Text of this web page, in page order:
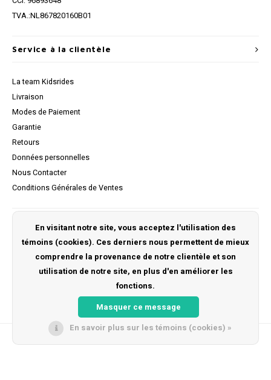
TVA.:NL867820160B01
Service à la clientèle
La team Kidsrides
Livraison
Modes de Paiement
Garantie
Retours
Données personnelles
Nous Contacter
Conditions Générales de Ventes
S'inscrire
Mes commandes
En visitant notre site, vous acceptez l'utilisation des
témoins (cookies). Ces derniers nous permettent de mieux
comprendre la provenance de notre clientèle et son
utilisation de notre site, en plus d'en améliorer les
fonctions.
Masquer ce message
En savoir plus sur les témoins (cookies) »